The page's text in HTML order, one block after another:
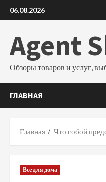
Перейти
к
06.08.2026
Agent
Обзоры товаров и услуг,
ГЛАВНАЯ
Главная Что собой
Все для дома